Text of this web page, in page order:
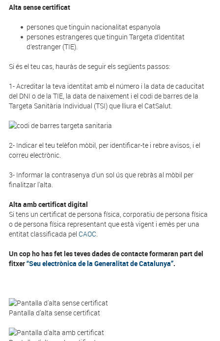
Alta sense certificat
persones que tinguin nacionalitat espanyola
persones estrangeres que tinguin Targeta d’identitat
d’estranger (TIE).
Si és el teu cas, hauràs de seguir els següents passos:
1- Acreditar la teva identitat amb el número i la data de caducitat
del DNI o de la TIE, la data de naixement i el codi de barres de la
Targeta Sanitària Individual (TSI) que lliura el CatSalut.
2- Indicar el teu telèfon mòbil, per identificar-te i rebre avisos, i el
correu electrònic.
3- Informar la contrasenya d'un sol ús que rebràs al mòbil per
finalitzar l'alta.
Alta amb certificat digital
Si tens un certificat de persona física, corporatiu de persona física
o de persona física representant que està vigent i emès per una
entitat classificada pel CAOC.
Un cop ho has fet les teves dades de contacte formaran part del
fitxer“Seu electrònica de la Generalitat de Catalunya”.
Pantalla d'alta sense certificat